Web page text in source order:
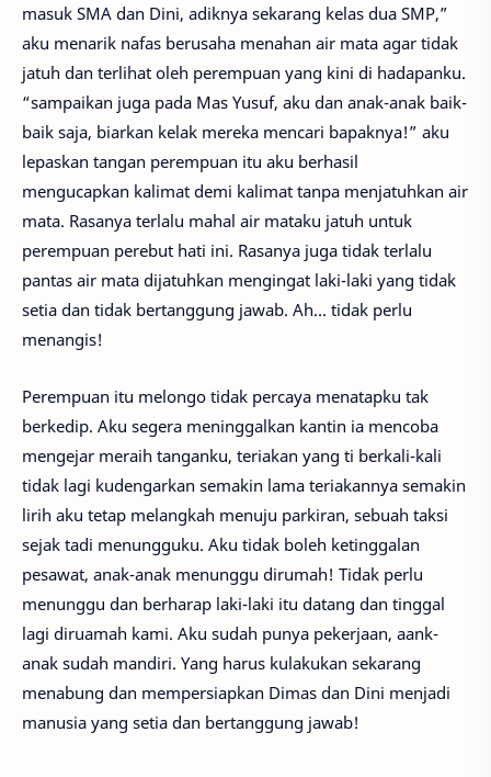
masuk SMA dan Dini, adiknya sekarang kelas dua SMP,”
aku menarik nafas berusaha menahan air mata agar tidak
jatuh dan terlihat oleh perempuan yang kini di hadapanku.
“sampaikan juga pada Mas Yusuf, aku dan anak-anak baik-
baik saja, biarkan kelak mereka mencari bapaknya!” aku
lepaskan tangan perempuan itu aku berhasil
mengucapkan kalimat demi kalimat tanpa menjatuhkan air
mata. Rasanya terlalu mahal air mataku jatuh untuk
perempuan perebut hati ini. Rasanya juga tidak terlalu
pantas air mata dijatuhkan mengingat laki-laki yang tidak
setia dan tidak bertanggung jawab. Ah… tidak perlu
menangis!
Perempuan itu melongo tidak percaya menatapku tak
berkedip. Aku segera meninggalkan kantin ia mencoba
mengejar meraih tanganku, teriakan yang ti berkali-kali
tidak lagi kudengarkan semakin lama teriakannya semakin
lirih aku tetap melangkah menuju parkiran, sebuah taksi
sejak tadi menungguku. Aku tidak boleh ketinggalan
pesawat, anak-anak menunggu dirumah! Tidak perlu
menunggu dan berharap laki-laki itu datang dan tinggal
lagi diruamah kami. Aku sudah punya pekerjaan, aank-
anak sudah mandiri. Yang harus kulakukan sekarang
menabung dan mempersiapkan Dimas dan Dini menjadi
manusia yang setia dan bertanggung jawab!